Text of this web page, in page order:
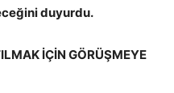
duyurdu.
İÇİN GÖRÜŞMEYE